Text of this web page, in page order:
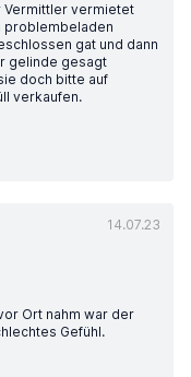
Vermittler vermietet
problembeladen
gat und dann
gelinde gesagt
doch bitte auf
verkaufen.
14.07.23
Ort nahm war der
Gefühl.